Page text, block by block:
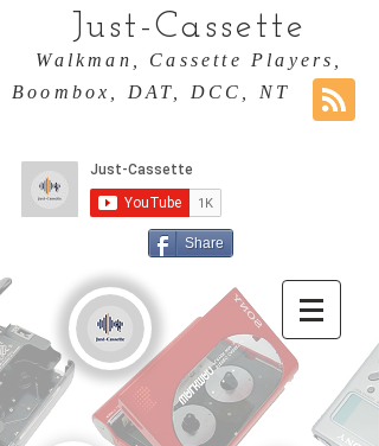
Just-Cassette
Walkman, Cassette Players,
Boombox, DAT, DCC, NT
Share